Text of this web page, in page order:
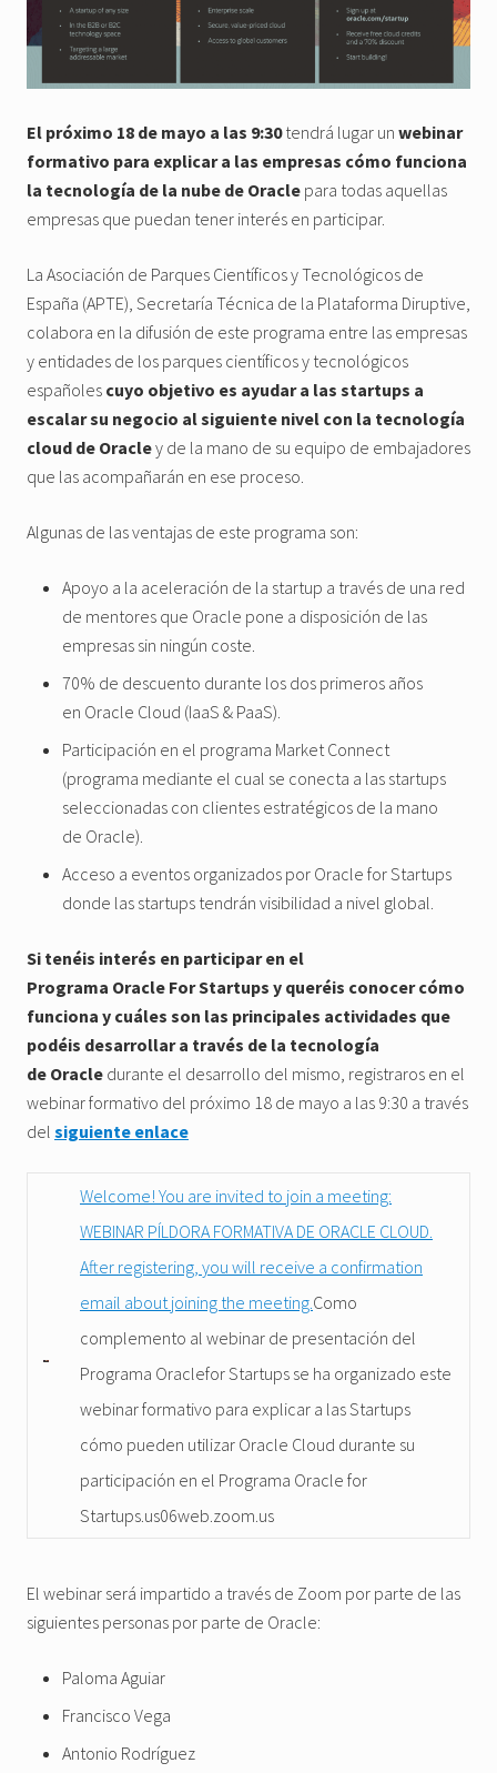
El próximo 18 de mayo a las 9:30tendrá lugar un webinar
formativo para explicar a las empresas cómo funciona
la tecnología de la nube de Oracle para todas aquellas
empresas que puedan tener interés en participar.
La Asociación de Parques Científicos y Tecnológicos de
España (APTE), Secretaría Técnica de la Plataforma Diruptive,
colabora en la difusión de este programa entre las empresas
y entidades de los parques científicos y tecnológicos
españoles cuyo objetivo es ayudar a las startups a
escalar su negocio al siguiente nivel con la tecnología
cloud de Oracley de la mano de su equipo de embajadores
que las acompañarán en ese proceso.
Algunas de las ventajas de este programa son:
Apoyo a la aceleración de la startup a través de una red
de mentores que Oracle pone a disposición de las
empresas sin ningún coste.
70% de descuento durante los dos primeros años
en Oracle Cloud (IaaS & PaaS).
Participación en el programa Market Connect
(programa mediante el cual se conecta a las startups
seleccionadas con clientes estratégicos de la mano
de Oracle).
Acceso a eventos organizados por Oracle for Startups
donde las startups tendrán visibilidad a nivel global.
Si tenéis interés en participar en el
Programa Oracle For Startups y queréis conocer cómo
funciona y cuáles son las principales actividades que
podéis desarrollar a través de la tecnología
de Oracle durante el desarrollo del mismo, registraros en el
webinar formativo del próximo 18 de mayo a las 9:30 a través
del siguiente enlace
Welcome! You are invited to join a meeting:
WEBINAR PÍLDORA FORMATIVA DE ORACLE CLOUD.
After registering, you will receive a confirmation
email about joining the meeting.Como
complemento al webinar de presentación del
Programa Oraclefor Startups se ha organizado este
webinar formativo para explicar a las Startups
cómo pueden utilizar Oracle Cloud durante su
participación en el Programa Oracle for
Startups.us06web.zoom.us
El webinar será impartido a través de Zoom por parte de las
siguientes personas por parte de Oracle:
Paloma Aguiar
Francisco Vega
Antonio Rodríguez